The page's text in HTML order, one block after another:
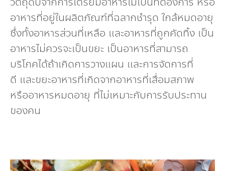
อาหารที่อยู่ในผลิตภัณฑ์ที่ฉลากชำรุด ใกล้หมดอายุ
ซึ่งทั้งอาหารส่วนที่เหลือ และอาหารที่ถูกคัดทิ้ง เป็น
อาหารไม่ควรจะเป็นขยะ เป็นอาหารที่สามารถ
บริโภคได้ถ้าเกิดการวางแผน และการจัดการที่
ดี และขยะอาหารที่เกิดจากอาหารที่เสื่อมสภาพ
หรืออาหารหมดอายุ ที่ไม่เหมาะกับการรับประทาน
ของคน